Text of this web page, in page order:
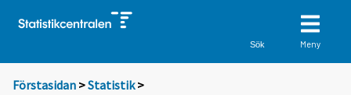
Sök Meny
Förstasidan >Statistik >